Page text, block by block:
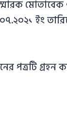
মোতাবেক
ইং
পত্রটি গ্রহন